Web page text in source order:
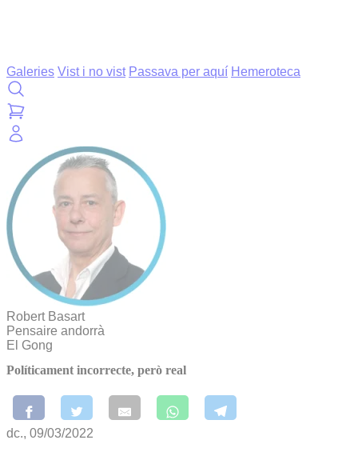
Galeries Vist i no vist Passava per aquí Hemeroteca
Robert Basart
Pensaire andorrà
El Gong
Políticament incorrecte, però real
dc., 09/03/2022